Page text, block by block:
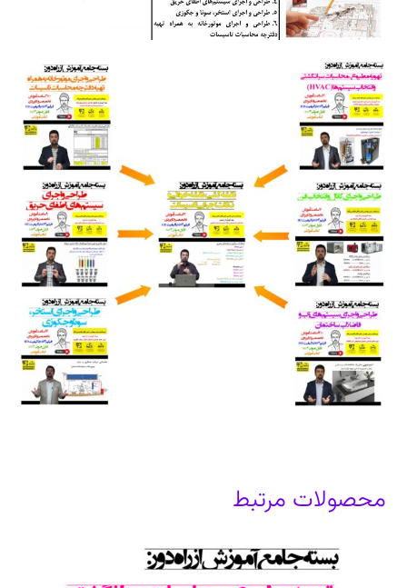
محصولات مرتبط